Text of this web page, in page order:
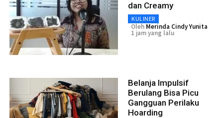
dan Creamy
KULINER
Oleh Merinda Cindy Yunita
1 jam yang lalu
Belanja Impulsif
Berulang Bisa Picu
Gangguan Perilaku
Hoarding